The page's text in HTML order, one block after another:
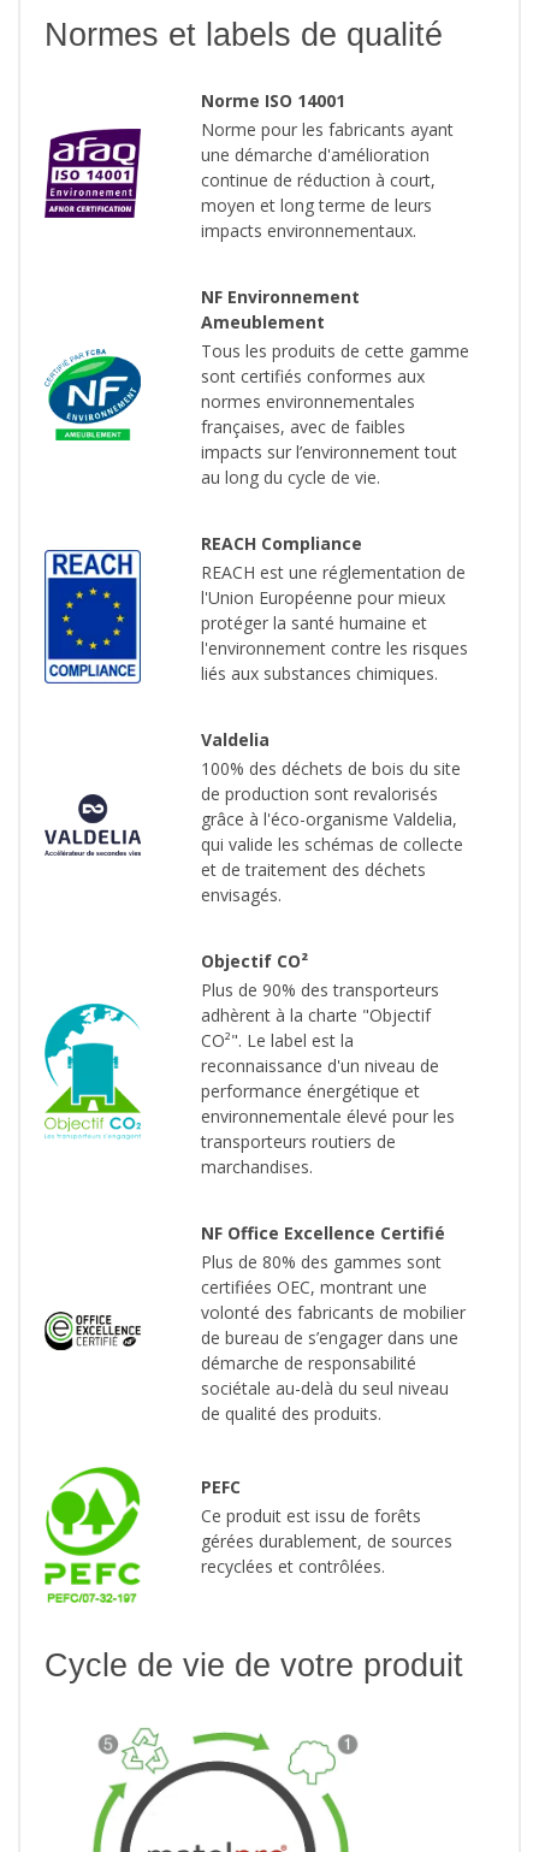
Normes et labels de qualité
Norme ISO 14001
Norme pour les fabricants ayant
une démarche d'amélioration
continue de réduction à court,
moyen et long terme de leurs
impacts environnementaux.
NF Environnement
Ameublement
Tous les produits de cette gamme
sont certifiés conformes aux
normes environnementales
françaises, avec de faibles
impacts sur l’environnement tout
au long du cycle de vie.
REACH Compliance
REACH est une réglementation de
l'Union Européenne pour mieux
protéger la santé humaine et
l'environnement contre les risques
liés aux substances chimiques.
Valdelia
100% des déchets de bois du site
de production sont revalorisés
grâce à l'éco-organisme Valdelia,
qui valide les schémas de collecte
et de traitement des déchets
envisagés.
Objectif CO²
Plus de 90% des transporteurs
adhèrent à la charte "Objectif
CO²". Le label est la
reconnaissance d'un niveau de
performance énergétique et
environnementale élevé pour les
transporteurs routiers de
marchandises.
NF Office Excellence Certifié
Plus de 80% des gammes sont
certifiées OEC, montrant une
volonté des fabricants de mobilier
de bureau de s’engager dans une
démarche de responsabilité
sociétale au-delà du seul niveau
de qualité des produits.
PEFC
Ce produit est issu de forêts
gérées durablement, de sources
recyclées et contrôlées.
Cycle de vie de votre produit